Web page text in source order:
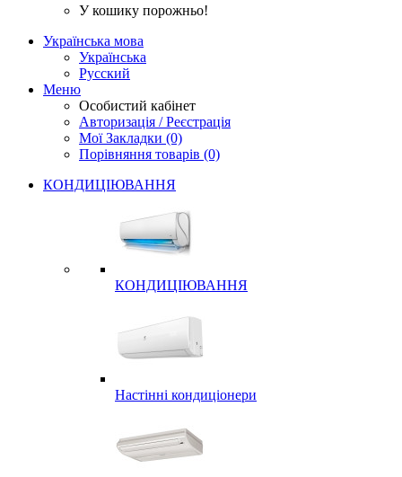
У кошику порожньо!
Українська мова
Українська
Русский
Меню
Особистий кабінет
Авторизація / Реєстрація
Мої Закладки (0)
Порівняння товарів (0)
КОНДИЦІЮВАННЯ
КОНДИЦІЮВАННЯ
Настінні кондиціонери